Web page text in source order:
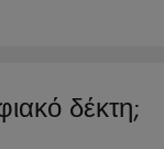
δέκτη;